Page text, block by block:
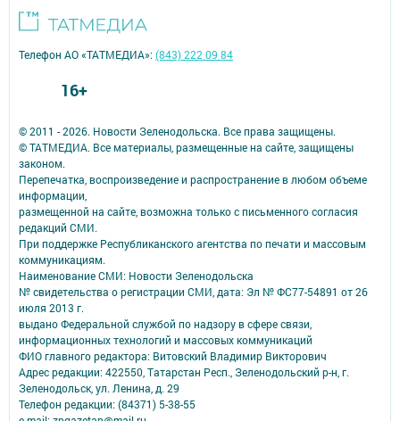
© 2011 - 2026. Новости Зеленодольска. Все права защищены.
© ТАТМЕДИА. Все материалы, размещенные на сайте, защищены
законом.
Перепечатка, воспроизведение и распространение в любом объеме
информации,
размещенной на сайте, возможна только с письменного согласия
редакций СМИ.
При поддержке Республиканского агентства по печати и массовым
коммуникациям.
Наименование СМИ: Новости Зеленодольска
№ свидетельства о регистрации СМИ, дата: Эл № ФС77-54891 от 26
июля 2013 г.
выдано Федеральной службой по надзору в сфере связи,
информационных технологий и массовых коммуникаций
ФИО главного редактора: Витовский Владимир Викторович
Адрес редакции: 422550, Татарстан Респ., Зеленодольский р-н, г.
Зеленодольск, ул. Ленина, д. 29
Телефон редакции: (84371) 5-38-55
Телефон АО «ТАТМЕДИА»:(843) 222 09 84
16+